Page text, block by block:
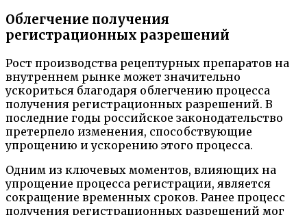
Облегчение получения
регистрационных разрешений
Рост производства рецептурных препаратов на
внутреннем рынке может значительно
ускориться благодаря облегчению процесса
получения регистрационных разрешений. В
последние годы российское законодательство
претерпело изменения, способствующие
упрощению и ускорению этого процесса.
Одним из ключевых моментов, влияющих на
упрощение процесса регистрации, является
сокращение временных сроков. Ранее процесс
получения регистрационных разрешений мог